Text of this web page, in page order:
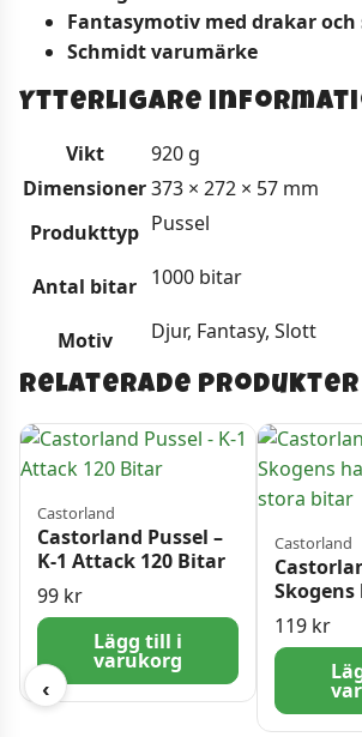
Fantasymotiv med drakar
Schmidt varumärke
Ytterligare
Vikt
920 g
Dimensioner373 × 272 × 57 mm
Produkttyp Pussel
Antal bitar 1000 bitar
Motiv Djur, Fantasy, Slott
Relaterade produkter
‹
Castorland
Castorland Pussel –
K-1 Attack 120 Bitar
99 kr
Lägg till i
varukorg
Castorland
300
119 kr